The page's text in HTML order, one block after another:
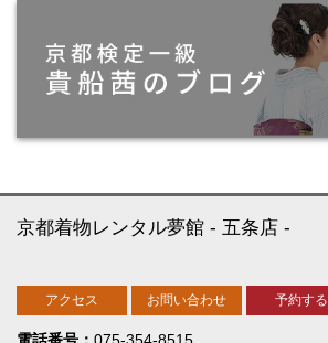
京都着物レンタル夢館 五条店
アクセス お問い合わせ 予約する